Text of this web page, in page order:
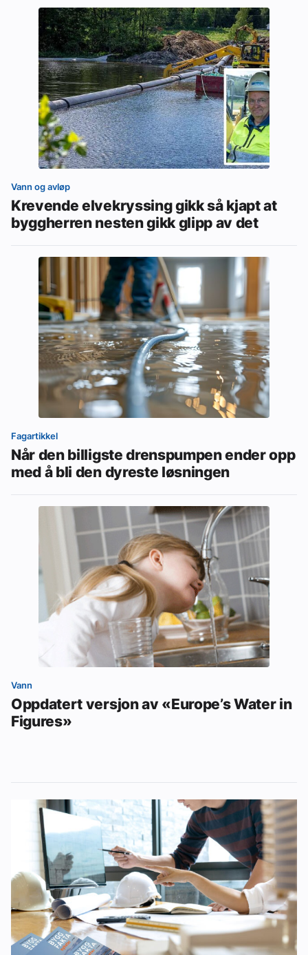
Vann og avløp
Krevende elvekryssing gikk så kjapt at
byggherren nesten gikk glipp av det
Fagartikkel
Når den billigste drenspumpen ender opp
med å bli den dyreste løsningen
Vann
Oppdatert versjon av «Europe’s Water in
Figures»